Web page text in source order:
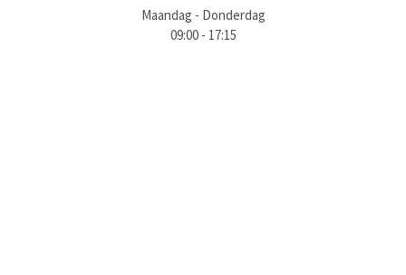
Maandag - Donderdag
09:00 - 17:15